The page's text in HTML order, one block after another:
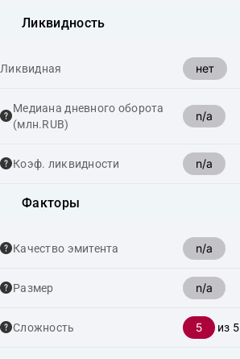
Ликвидность
Ликвидная нет
Медиана дневного оборота
(млн.RUB)
n/a
Коэф. ликвидности n/a
Факторы
Качество эмитента n/a
Размер n/a
Сложность 5 из 5